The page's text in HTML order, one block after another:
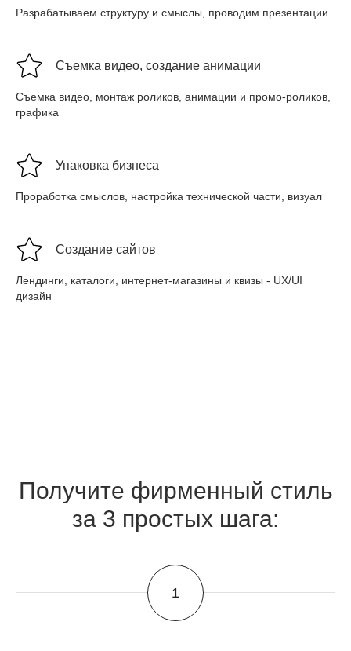
Разрабатываем структуру и смыслы, проводим презентации
Съемка видео, создание анимации
Съемка видео, монтаж роликов, анимации и промо-роликов,
графика
Упаковка бизнеса
Проработка смыслов, настройка технической части, визуал
Создание сайтов
Лендинги, каталоги, интернет-магазины и квизы - UX/UI
дизайн
Получите фирменный стиль
за 3 простых шага: